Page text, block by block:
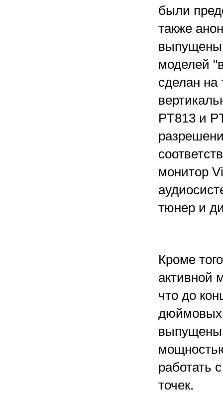
были
также
выпущены
моделей
сделан на
PT813 и
монитор
тюнер и
Кроме
активной
что до
дюймовых
выпущены
работать
точек.